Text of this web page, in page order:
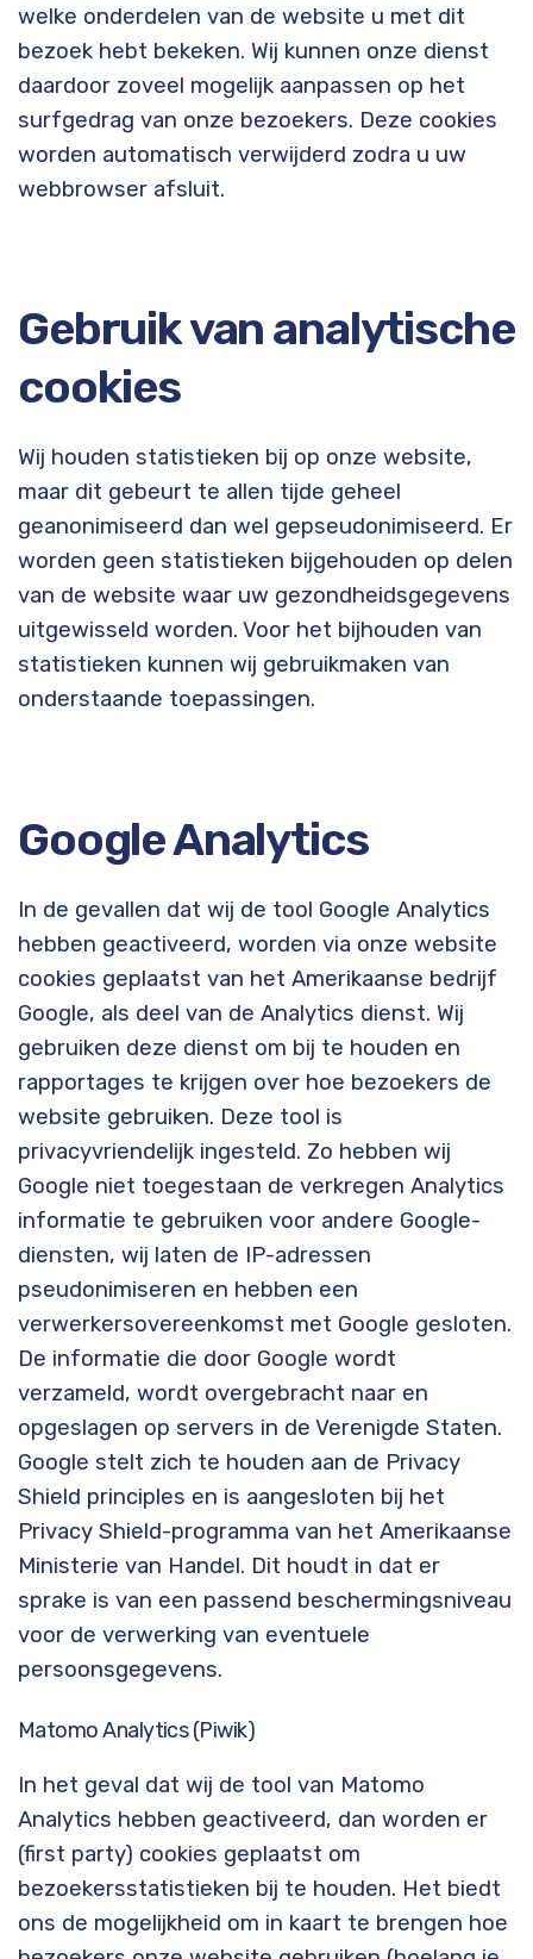
welke onderdelen van de website u met dit
bezoek hebt bekeken. Wij kunnen onze dienst
daardoor zoveel mogelijk aanpassen op het
surfgedrag van onze bezoekers. Deze cookies
worden automatisch verwijderd zodra u uw
webbrowser afsluit.
Gebruik van analytische
cookies
Wij houden statistieken bij op onze website,
maar dit gebeurt te allen tijde geheel
geanonimiseerd dan wel gepseudonimiseerd. Er
worden geen statistieken bijgehouden op delen
van de website waar uw gezondheidsgegevens
uitgewisseld worden. Voor het bijhouden van
statistieken kunnen wij gebruikmaken van
onderstaande toepassingen.
Google Analytics
In de gevallen dat wij de tool Google Analytics
hebben geactiveerd, worden via onze website
cookies geplaatst van het Amerikaanse bedrijf
Google, als deel van de Analytics dienst. Wij
gebruiken deze dienst om bij te houden en
rapportages te krijgen over hoe bezoekers de
website gebruiken. Deze tool is
privacyvriendelijk ingesteld. Zo hebben wij
Google niet toegestaan de verkregen Analytics
informatie te gebruiken voor andere Google-
diensten, wij laten de IP-adressen
pseudonimiseren en hebben een
verwerkersovereenkomst met Google gesloten.
De informatie die door Google wordt
verzameld, wordt overgebracht naar en
opgeslagen op servers in de Verenigde Staten.
Google stelt zich te houden aan de Privacy
Shield principles en is aangesloten bij het
Privacy Shield-programma van het Amerikaanse
Ministerie van Handel. Dit houdt in dat er
sprake is van een passend beschermingsniveau
voor de verwerking van eventuele
persoonsgegevens.
Matomo Analytics (Piwik)
In het geval dat wij de tool van Matomo
Analytics hebben geactiveerd, dan worden er
(first party) cookies geplaatst om
bezoekersstatistieken bij te houden. Het biedt
ons de mogelijkheid om in kaart te brengen hoe